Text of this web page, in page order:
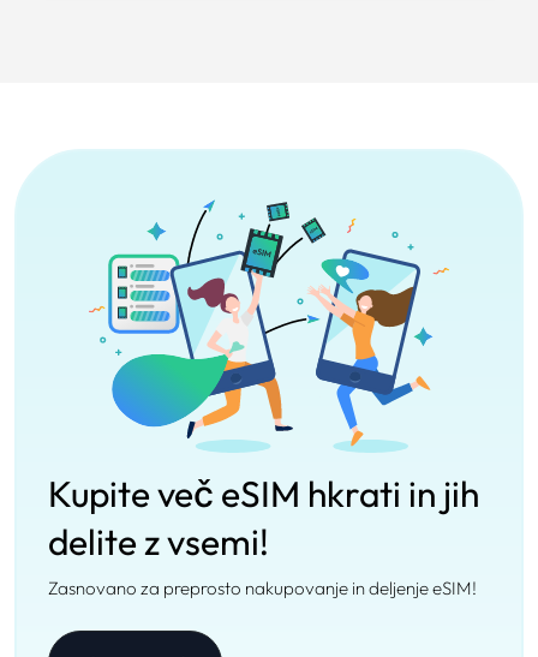
Kupite več eSIM hkrati in jih
delite z vsemi!
Zasnovano za preprosto nakupovanje in deljenje eSIM!